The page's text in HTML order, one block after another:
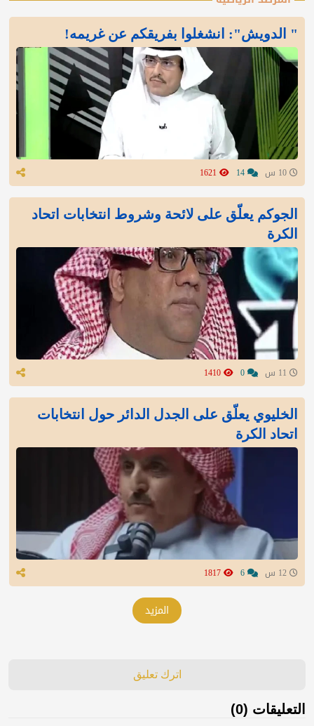
" الدويش": انشغلوا بفريقكم عن غريمه!
الجوكم يعلّق على لائحة وشروط انتخابات اتحاد
الكرة
الخليوي يعلّق على الجدل الدائر حول انتخابات
اتحاد الكرة
المزيد
اترك تعليق
التعليقات (0)